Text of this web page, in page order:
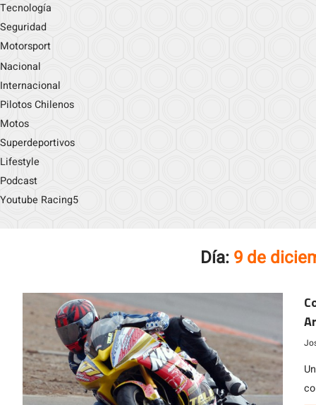
Tecnología
Seguridad
Motorsport
Nacional
Internacional
Pilotos Chilenos
Motos
Superdeportivos
Lifestyle
Podcast
Youtube Racing5
Día: 9 de